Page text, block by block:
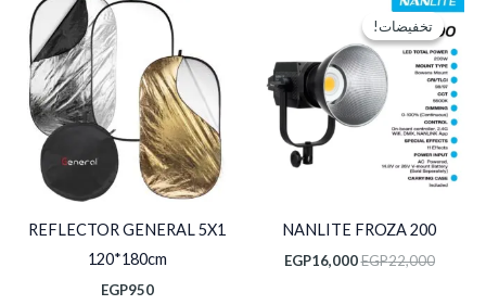
تخفيضات!
تخفيضات!
NANLITE FROZA 200
EGP22,000
EGP22,000.
EGP16,000
REFLECTOR GENERAL 5X1
120*180cm
EGP950